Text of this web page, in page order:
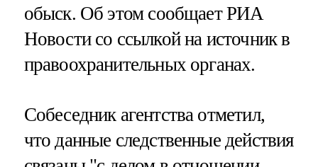
обыск. Об этом сообщает РИА
Новости со ссылкой на источник в
правоохранительных органах.
Собеседник агентства отметил,
что данные следственные действия